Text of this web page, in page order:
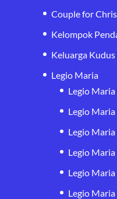
Couple for
Kelompok
Keluarga
Legio Maria
Legio
Legio
Legio
Legio
Legio Maria
Legio